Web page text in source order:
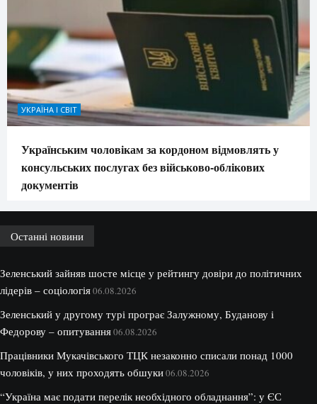
УКРАЇНА І СВІТ
Українським чоловікам за кордоном відмовлять у
консульських послугах без військово-облікових
документів
Останні новини
Зеленський зайняв шосте місце у рейтингу довіри до політичних
лідерів – соціологія06.08.2026
Зеленський у другому турі програє Залужному, Буданову і
Федорову – опитування06.08.2026
Працівники Мукачівського ТЦК незаконно списали понад 1000
чоловіків, у них проходять обшуки06.08.2026
“Україна має подати перелік необхідного обладнання”: у ЄС